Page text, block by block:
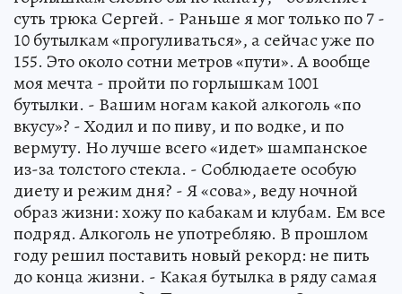
суть трюка Сергей. - Раньше я мог только по 7 -
10 бутылкам «прогуливаться», а сейчас уже по
155. Это около сотни метров «пути». А вообще
моя мечта - пройти по горлышкам 1001
бутылки. - Вашим ногам какой алкоголь «по
вкусу»? - Ходил и по пиву, и по водке, и по
вермуту. Но лучше всего «идет» шампанское
из-за толстого стекла. - Соблюдаете особую
диету и режим дня? - Я «сова», веду ночной
образ жизни: хожу по кабакам и клубам. Ем все
подряд. Алкоголь не употребляю. В прошлом
году решил поставить новый рекорд: не пить
до конца жизни. - Какая бутылка в ряду самая